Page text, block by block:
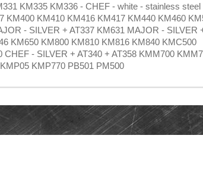
KM335 KM336 - CHEF - white - stainless steel
KM400 KM410 KM416 KM417 KM440 KM460
- SILVER + AT337 KM631 MAJOR - SILVER
KM650 KM800 KM810 KM816 KM840 KMC500
- SILVER + AT340 + AT358 KMM700
KMP770 PB501 PM500